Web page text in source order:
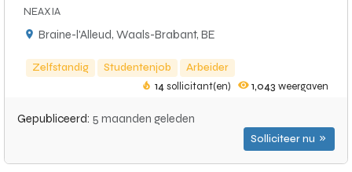
NEAXIA
Braine-l'Alleud, Waals-Brabant, BE
Zelfstandig Studentenjob
Arbeider
14sollicitant(en) 1,043 weergaven
Gepubliceerd: 5 maanden geleden
Solliciteer nu